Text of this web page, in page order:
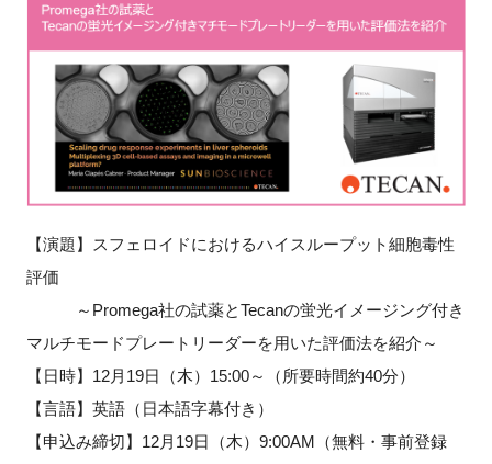
マイページ
新規登録
イベント
プログラム
ニュース・掲示板
LINK-Jを知る
特別会員
【演題】スフェロイドにおけるハイスループット細胞毒性
評価
～Promega社の試薬とTecanの蛍光イメージング付き
マルチモードプレートリーダーを用いた評価法を紹介～
【日時】12月19日（木）15:00～（所要時間約40分）
【言語】英語（日本語字幕付き）
【申込み締切】12月19日（木）9:00AM（無料・事前登録